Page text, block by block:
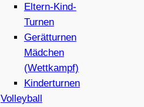
Eltern-Kind-
Turnen
Gerätturnen
Mädchen
(Wettkampf)
Kinderturnen
Volleyball